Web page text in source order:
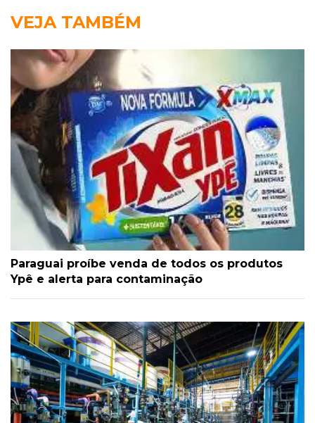
VEJA TAMBÉM
Paraguai proíbe venda de todos os produtos
Ypê e alerta para contaminação